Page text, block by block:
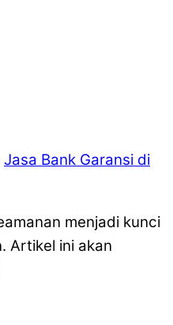
Jasa Bank Garansi di
menjadi kunci
Artikel ini akan